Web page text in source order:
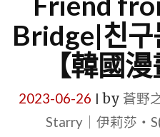
Bridge|친구
【韓國
2023-06-26 by 蒼野
Starry｜伊莉莎・